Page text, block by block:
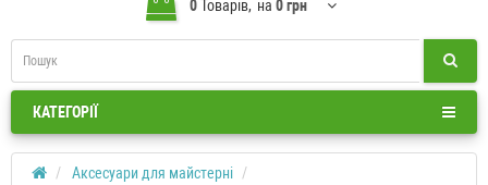
0Товарів, на 0 грн
КАТЕГОРІЇ
Аксесуари для майстерні